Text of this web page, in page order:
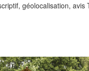
géolocalisation,